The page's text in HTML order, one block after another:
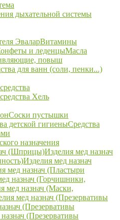
дыхательной системы
ЭваларВитамины
и леденцыМасла
повыш
для ванн (соли, пенки...)
Хель
Соски пустышки
детской гигиеныСредства
назначения
(Шприцы)Изделия мед назнач
Изделия мед назнач
мед назнач (Пластыри
назнач (Горчишники,
мед назнач (Маски,
мед назнач (Презервативы
(Презервативы
(Презервативы